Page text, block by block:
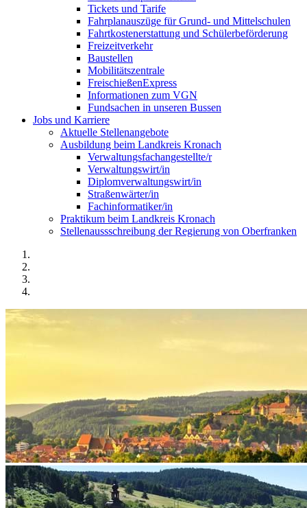
Tickets und Tarife
Fahrplanauszüge für Grund- und Mittelschulen
Fahrtkostenerstattung und Schülerbeförderung
Freizeitverkehr
Baustellen
Mobilitätszentrale
FreischießenExpress
Informationen zum VGN
Fundsachen in unseren Bussen
Jobs und Karriere
Aktuelle Stellenangebote
Ausbildung beim Landkreis Kronach
Verwaltungsfachangestellte/r
Verwaltungswirt/in
Diplomverwaltungswirt/in
Straßenwärter/in
Fachinformatiker/in
Praktikum beim Landkreis Kronach
Stellenaussschreibung der Regierung von Oberfranken